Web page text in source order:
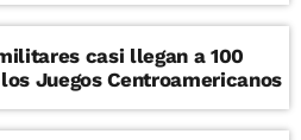
noche. Estos son solamente
temas que puedes
Curso de Astronomía
Instituto de
y Astrofísica (IRyA) de la
de la UMSNH
casi llegan a 100
Juegos Centroamericanos